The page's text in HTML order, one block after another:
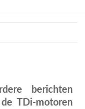
berichten
TDi-motoren